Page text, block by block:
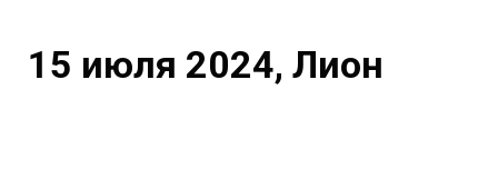
15 июля 2024, Лион